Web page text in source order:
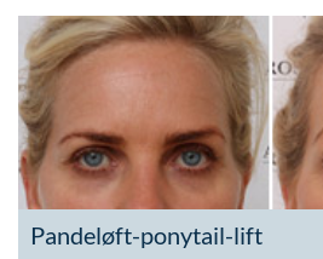
Pandeløft-ponytail-lift